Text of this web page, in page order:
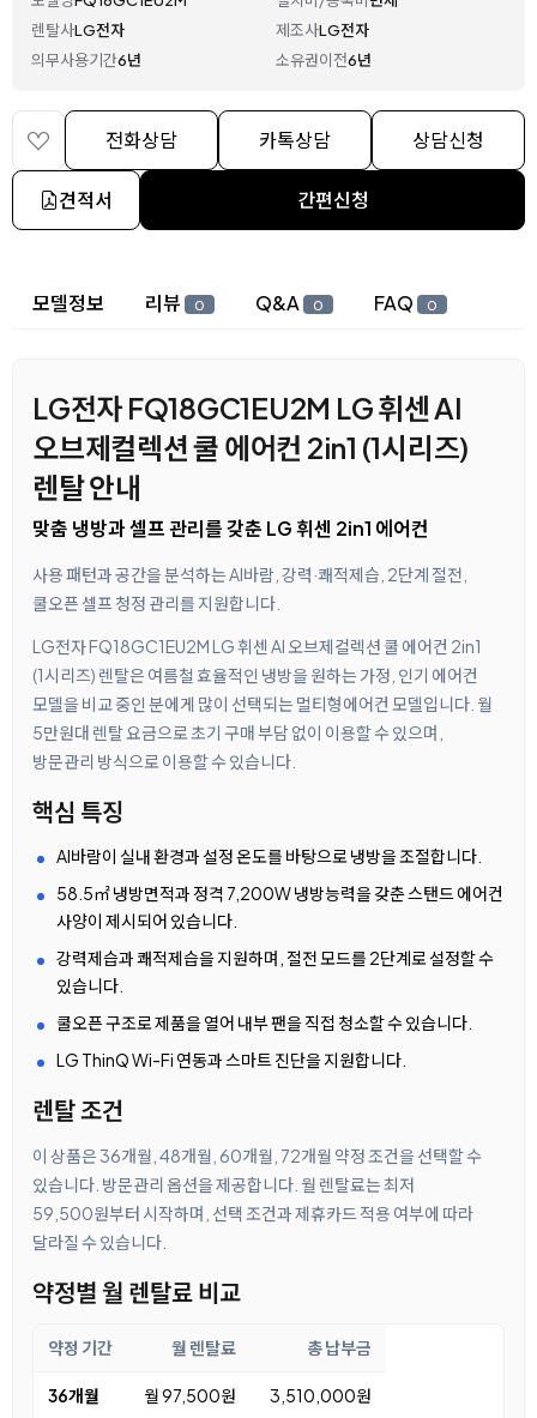
렌탈사LG전자 제조사LG전자
의무사용기간6년 소유권이전6년
전화상담 카톡상담 상담신청
견적서 간편신청
상세 정보
모델정보 리뷰 0 Q&A 0 FAQ 0
LG전자 FQ18GC1EU2M LG 휘센 AI
오브제컬렉션 쿨 에어컨 2in1 (1시리즈)
렌탈 안내
맞춤 냉방과 셀프 관리를 갖춘 LG 휘센 2in1 에어컨
사용 패턴과 공간을 분석하는 AI바람, 강력·쾌적제습, 2단계 절전,
쿨오픈 셀프 청정 관리를 지원합니다.
LG전자 FQ18GC1EU2M LG 휘센 AI 오브제컬렉션 쿨 에어컨 2in1
(1시리즈) 렌탈은 여름철 효율적인 냉방을 원하는 가정, 인기 에어컨
모델을 비교 중인 분에게 많이 선택되는 멀티형에어컨 모델입니다. 월
5만원대 렌탈 요금으로 초기 구매 부담 없이 이용할 수 있으며,
방문관리 방식으로 이용할 수 있습니다.
핵심 특징
AI바람이 실내 환경과 설정 온도를 바탕으로 냉방을 조절합니다.
58.5㎡ 냉방면적과 정격 7,200W 냉방능력을 갖춘 스탠드 에어컨
사양이 제시되어 있습니다.
강력제습과 쾌적제습을 지원하며, 절전 모드를 2단계로 설정할 수
있습니다.
쿨오픈 구조로 제품을 열어 내부 팬을 직접 청소할 수 있습니다.
LG ThinQ Wi-Fi 연동과 스마트 진단을 지원합니다.
렌탈 조건
이 상품은 36개월, 48개월, 60개월, 72개월 약정 조건을 선택할 수
있습니다. 방문관리 옵션을 제공합니다. 월 렌탈료는 최저
59,500원부터 시작하며, 선택 조건과 제휴카드 적용 여부에 따라
달라질 수 있습니다.
약정별 월 렌탈료 비교
약정 기간 월 렌탈료 총 납부금
36개월 월 97,500원 3,510,000원